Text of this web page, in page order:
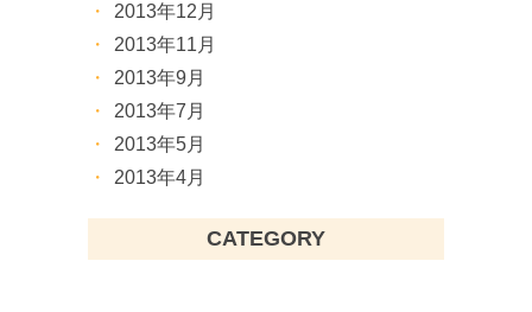
2013年12月
2013年11月
2013年9月
2013年7月
2013年5月
2013年4月
CATEGORY